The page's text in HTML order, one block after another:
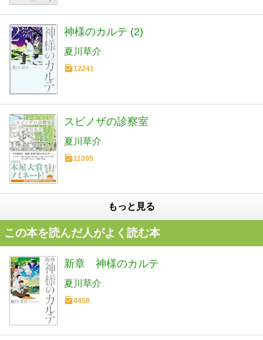
神様のカルテ (2)
夏川草介
12241
スピノザの診察室
夏川草介
11095
もっと見る
この本を読んだ人がよく読む本
新章 神様のカルテ
夏川草介
4458